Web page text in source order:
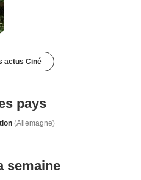
actus Ciné
pays
(Allemagne)
semaine